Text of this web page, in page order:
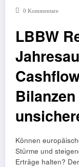
0 Kommentare
LBBW
Können
Stürme und
Erträge halten? Der